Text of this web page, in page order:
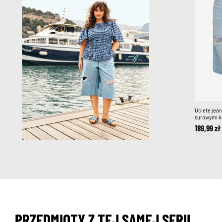
Uciete
surowymi
189,99 zł